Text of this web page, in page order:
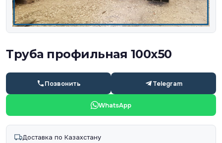
Труба профильная 100х50
Позвонить Telegram
WhatsApp
Доставка по Казахстану